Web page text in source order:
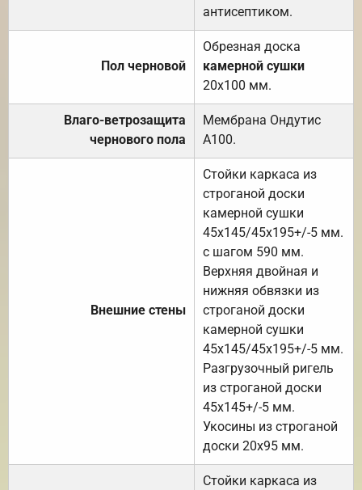
антисептиком.
Пол черновой
Обрезная доска
камерной сушки
20х100 мм.
Влаго-ветрозащита
чернового пола
Мембрана Ондутис
А100.
Внешние стены
Стойки каркаса из
строганой доски
камерной сушки
45х145/45х195+/-5 мм.
с шагом 590 мм.
Верхняя двойная и
нижняя обвязки из
строганой доски
камерной сушки
45х145/45х195+/-5 мм.
Разгрузочный ригель
из строганой доски
45х145+/-5 мм.
Укосины из строганой
доски 20х95 мм.
Стойки каркаса из